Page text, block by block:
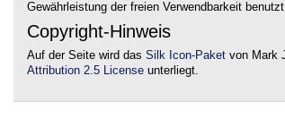
Gewährleistung der freien Verwendbarkeit
Copyright-Hinweis
Auf der Seite wird das Silk Icon-Paket von Mark
Attribution 2.5 License unterliegt.